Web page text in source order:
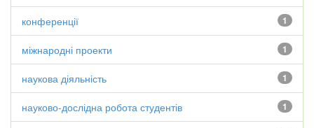
1
конференції
1
міжнародні проекти
1
наукова діяльність
1
науково-дослідна робота студентів